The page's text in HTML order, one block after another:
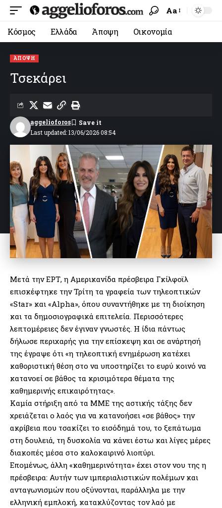
Aa
Κόσμος Ελλάδα Άποψη Οικονομία
ΆΠΟΨΗ
Τσεκάρει
Last updated: 13/06/2026 08:54
aggelioforos
Μετά την ΕΡΤ, η Αμερικανίδα πρέσβειρα Γκίλφοϊλ
επισκέφτηκε την Τρίτη τα γραφεία των τηλεοπτικών
«Star» και «Alpha», όπου συναντήθηκε με τη διοίκηση
και τα δημοσιογραφικά επιτελεία. Περισσότερες
λεπτομέρειες δεν έγιναν γνωστές. Η ίδια πάντως
δήλωσε περιχαρής για την επίσκεψη και σε ανάρτησή
της έγραψε ότι «η τηλεοπτική ενημέρωση κατέχει
καθοριστική θέση στο να υποστηρίζει το ευρύ κοινό να
κατανοεί σε βάθος τα κρισιμότερα θέματα της
καθημερινής επικαιρότητας».
Καμία στήριξη από τα ΜΜΕ της αστικής τάξης δεν
χρειάζεται ο λαός για να κατανοήσει «σε βάθος» την
ακρίβεια που τσακίζει το εισόδημά του, το ξεπάτωμα
στη δουλειά, τη δυσκολία να κάνει έστω και λίγες μέρες
διακοπές μέσα στο καλοκαιρινό λιοπύρι.
Επομένως, άλλη «καθημερινότητα» έχει στον νου της η
πρέσβειρα: Αυτήν των ιμπεριαλιστικών πολέμων και
ανταγωνισμών που οξύνονται, παράλληλα με την
ελληνική εμπλοκή, κατακλύζοντας τον λαό με